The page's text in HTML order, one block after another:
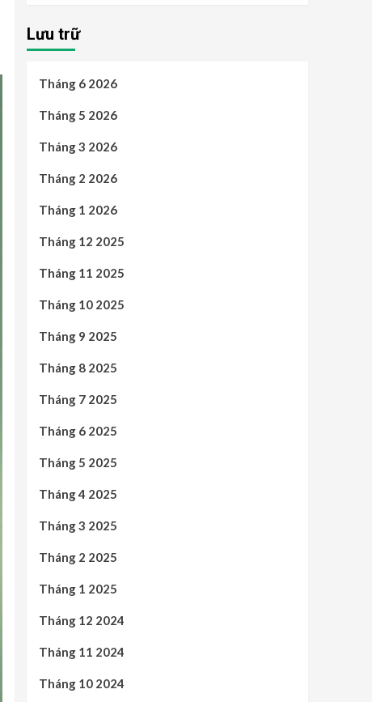
Lưu trữ
Tháng 6 2026
Tháng 5 2026
Tháng 3 2026
Tháng 2 2026
Tháng 1 2026
Tháng 12 2025
Tháng 11 2025
Tháng 10 2025
Tháng 9 2025
Tháng 8 2025
Tháng 7 2025
Tháng 6 2025
Tháng 5 2025
Tháng 4 2025
Tháng 3 2025
Tháng 2 2025
Tháng 1 2025
Tháng 12 2024
Tháng 11 2024
Tháng 10 2024